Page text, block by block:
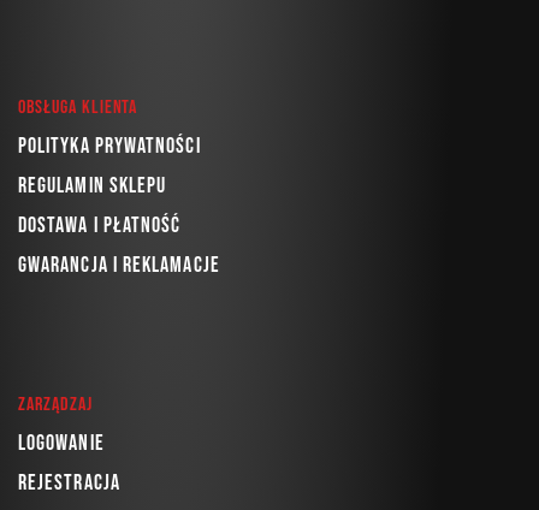
Obsługa klienta
Polityka prywatności
Regulamin sklepu
Dostawa i płatność
Gwarancja i reklamacje
Zarządzaj
Logowanie
Rejestracja